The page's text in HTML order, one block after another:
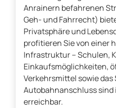
Anrainern befahrenen
Geh- und Fahrrecht)
Privatsphäre und
profitieren Sie von einer
Infrastruktur – Schulen,
Einkaufsmöglichkeiten,
Verkehrsmittel sowie
Autobahnanschluss
erreichbar.